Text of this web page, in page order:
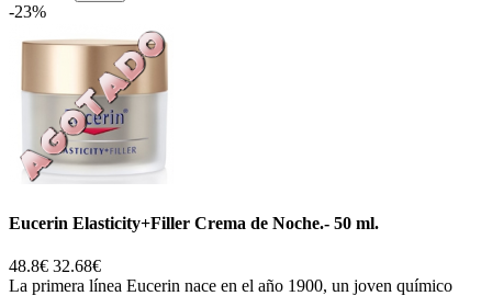
-23%
Eucerin Elasticity+Filler Crema de Noche.- 50 ml.
48.8€ 32.68€
La primera línea Eucerin nace en el año 1900, un joven químico